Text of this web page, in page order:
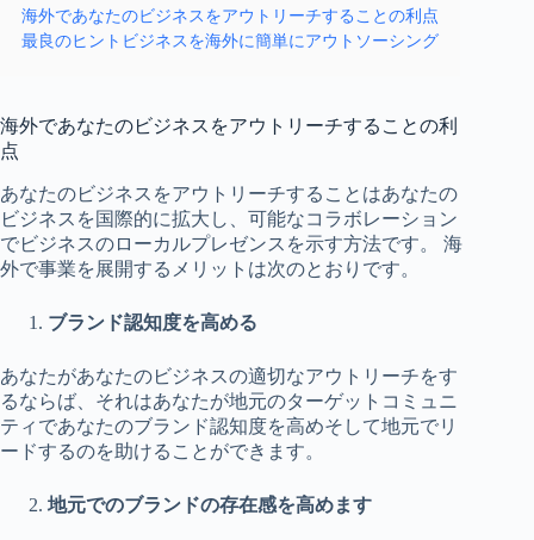
海外であなたのビジネスをアウトリーチすることの利点
最良のヒントビジネスを海外に簡単にアウトソーシング
海外であなたのビジネスをアウトリーチすることの利
点
あなたのビジネスをアウトリーチすることはあなたの
ビジネスを国際的に拡大し、可能なコラボレーション
でビジネスのローカルプレゼンスを示す方法です。 海
外で事業を展開するメリットは次のとおりです。
ブランド認知度を高める
あなたがあなたのビジネスの適切なアウトリーチをす
るならば、それはあなたが地元のターゲットコミュニ
ティであなたのブランド認知度を高めそして地元でリ
ードするのを助けることができます。
地元でのブランドの存在感を高めます